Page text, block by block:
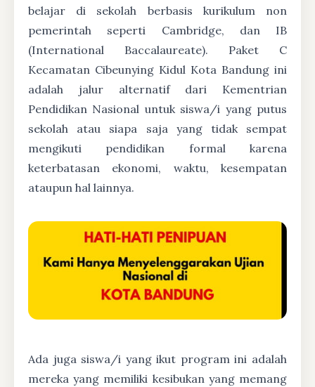
belajar di sekolah berbasis kurikulum non
pemerintah seperti Cambridge, dan IB
(International Baccalaureate). Paket C
Kecamatan Cibeunying Kidul Kota Bandung ini
adalah jalur alternatif dari Kementrian
Pendidikan Nasional untuk siswa/i yang putus
sekolah atau siapa saja yang tidak sempat
mengikuti pendidikan formal karena
keterbatasan ekonomi, waktu, kesempatan
ataupun hal lainnya.
Ada juga siswa/i yang ikut program ini adalah
mereka yang memiliki kesibukan yang memang